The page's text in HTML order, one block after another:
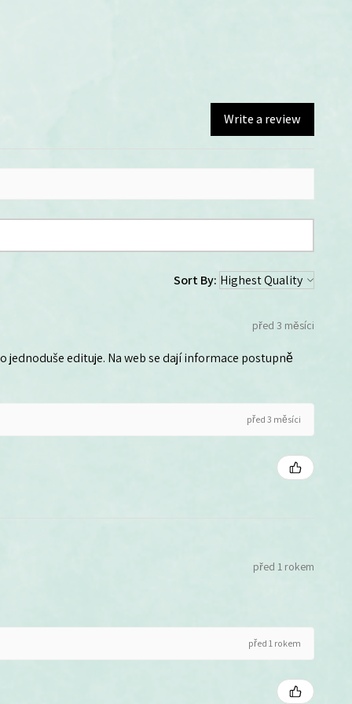
Write a review
Sort By:
před 3 měsíci
jednoduše edituje. Na web se dají informace postupně
před 3 měsíci
před 1 rokem
před 1 rokem